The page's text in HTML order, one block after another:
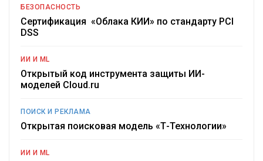
БЕЗОПАСНОСТЬ
Сертификация «Облака КИИ» по стандарту PCI
DSS
ИИ И ML
Открытый код инструмента защиты ИИ-
моделей Cloud.ru
ПОИСК И РЕКЛАМА
Открытая поисковая модель «Т-Технологии»
ИИ И ML